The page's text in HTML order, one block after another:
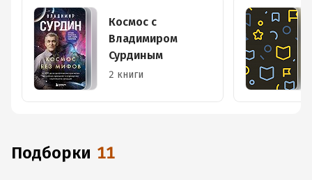
Космос с
Владимиром
Сурдиным
2 книги
Подборки 11